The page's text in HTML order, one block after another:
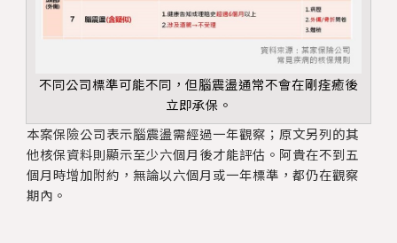
不同公司標準可能不同，但腦震盪通常不會在剛痊癒後
立即承保。
本案保險公司表示腦震盪需經過一年觀察；原文另列的其
他核保資料則顯示至少六個月後才能評估。阿貴在不到五
個月時增加附約，無論以六個月或一年標準，都仍在觀察
期內。